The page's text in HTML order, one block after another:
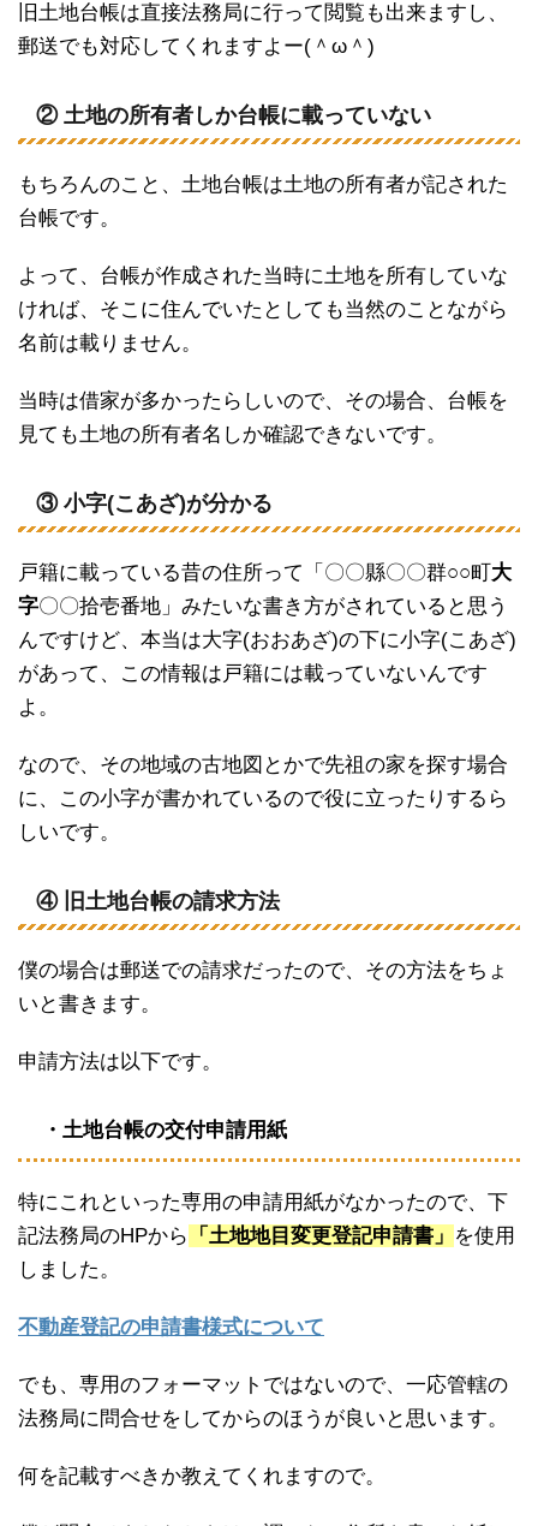
旧土地台帳は直接法務局に行って閲覧も出来ますし、
郵送でも対応してくれますよー(＾ω＾)
② 土地の所有者しか台帳に載っていない
もちろんのこと、土地台帳は土地の所有者が記された
台帳です。
よって、台帳が作成された当時に土地を所有していな
ければ、そこに住んでいたとしても当然のことながら
名前は載りません。
当時は借家が多かったらしいので、その場合、台帳を
見ても土地の所有者名しか確認できないです。
③ 小字(こあざ)が分かる
戸籍に載っている昔の住所って「〇〇縣〇〇群○○町 大
字〇〇拾壱番地」みたいな書き方がされていると思う
んですけど、本当は大字(おおあざ)の下に小字(こあざ)
があって、この情報は戸籍には載っていないんです
よ。
なので、その地域の古地図とかで先祖の家を探す場合
に、この小字が書かれているので役に立ったりするら
しいです。
④ 旧土地台帳の請求方法
僕の場合は郵送での請求だったので、その方法をちょ
いと書きます。
申請方法は以下です。
・土地台帳の交付申請用紙
特にこれといった専用の申請用紙がなかったので、下
記法務局のHPから
「土地地目変更登記申請書」 を使用
しました。
不動産登記の申請書様式について
でも、専用のフォーマットではないので、一応管轄の
法務局に問合せをしてからのほうが良いと思います。
何を記載すべきか教えてくれますので。